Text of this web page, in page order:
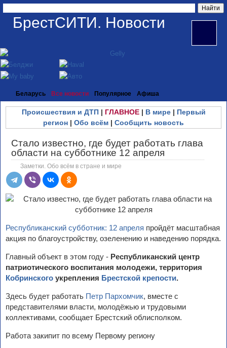
БрестСИТИ. Новости
Беларусь Все новости Популярное Афиша
Происшествия и ДТП| ГЛАВНОЕ| В мире| Первый
регион | Обо всём | Сообщить новость
Стало известно, где будет работать глава
области на субботнике 12 апреля
Заметки. Обо всём в стране и мире
Республиканский субботник: 12 апреля пройдёт масштабная
акция по благоустройству, озеленению и наведению порядка.
Главный объект в этом году - Республиканский центр
патриотического воспитания молодежи, территория
Кобринского укрепления Брестской крепости.
Здесь будет работать Петр Пархомчик, вместе с
представителями власти, молодёжью и трудовыми
коллективами, сообщает Брестский облисполком.
Работа закипит по всему Первому региону